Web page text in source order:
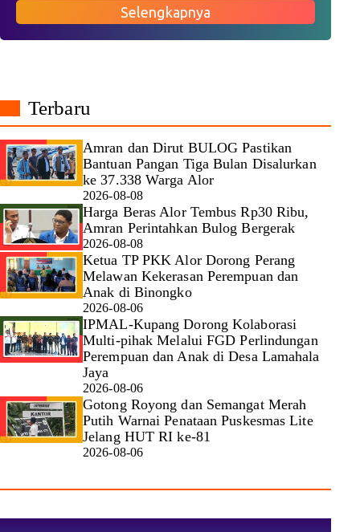
Selengkapnya
Terbaru
Amran dan Dirut BULOG Pastikan
Bantuan Pangan Tiga Bulan Disalurkan
ke 37.338 Warga Alor
2026-08-08
Harga Beras Alor Tembus Rp30 Ribu,
Amran Perintahkan Bulog Bergerak
2026-08-08
Ketua TP PKK Alor Dorong Perang
Melawan Kekerasan Perempuan dan
Anak di Binongko
2026-08-06
IPMAL-Kupang Dorong Kolaborasi
Multi-pihak Melalui FGD Perlindungan
Perempuan dan Anak di Desa Lamahala
Jaya
2026-08-06
Gotong Royong dan Semangat Merah
Putih Warnai Penataan Puskesmas Lite
Jelang HUT RI ke-81
2026-08-06